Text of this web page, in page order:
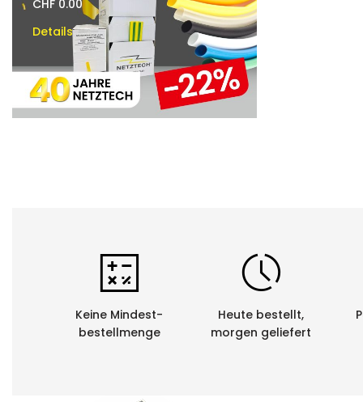
CHF 0.00
Details
Keine Mindest-
bestellmenge
Heute bestellt,
morgen geliefert